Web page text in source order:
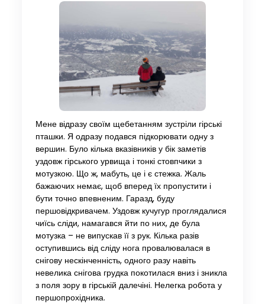
Мене відразу своїм щебетанням зустріли гірські
пташки. Я одразу подався підкорювати одну з
вершин. Було кілька вказівників у бік заметів
уздовж гірського урвища і тонкі стовпчики з
мотузкою. Що ж, мабуть, це і є стежка. Жаль
бажаючих немає, щоб вперед їх пропустити і
бути точно впевненим. Гаразд, буду
першовідкривачем. Уздовж кучугур проглядалися
чиїсь сліди, намагався йти по них, де була
мотузка – не випускав її з рук. Кілька разів
оступившись від сліду нога провалювалася в
снігову нескінченність, одного разу навіть
невелика снігова грудка покотилася вниз і зникла
з поля зору в гірській далечіні. Нелегка робота у
першопрохідника.